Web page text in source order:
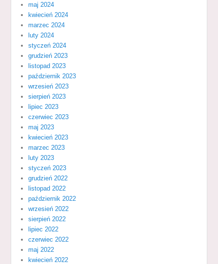
maj 2024
kwiecień 2024
marzec 2024
luty 2024
styczeń 2024
grudzień 2023
listopad 2023
październik 2023
wrzesień 2023
sierpień 2023
lipiec 2023
czerwiec 2023
maj 2023
kwiecień 2023
marzec 2023
luty 2023
styczeń 2023
grudzień 2022
listopad 2022
październik 2022
wrzesień 2022
sierpień 2022
lipiec 2022
czerwiec 2022
maj 2022
kwiecień 2022